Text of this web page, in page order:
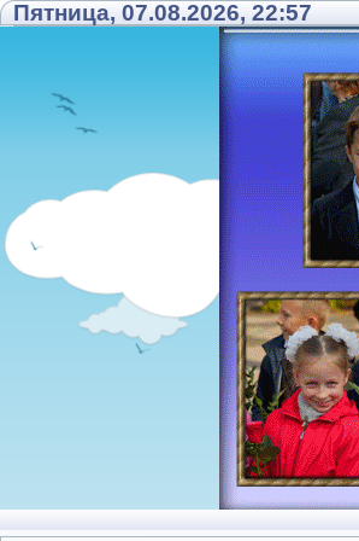
Пятница, 07.08.2026, 22:57